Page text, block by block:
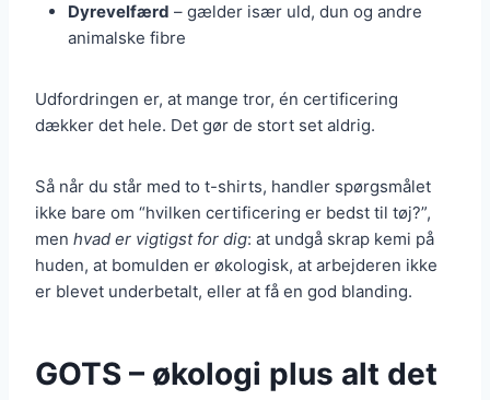
Dyrevelfærd – gælder især uld, dun og andre
animalske fibre
Udfordringen er, at mange tror, én certificering
dækker det hele. Det gør de stort set aldrig.
Så når du står med to t-shirts, handler spørgsmålet
ikke bare om “hvilken certificering er bedst til tøj?”,
men hvad er vigtigst for dig: at undgå skrap kemi på
huden, at bomulden er økologisk, at arbejderen ikke
er blevet underbetalt, eller at få en god blanding.
GOTS – økologi plus alt det